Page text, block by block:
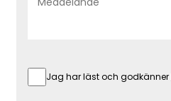
Jag har läst och godkänner